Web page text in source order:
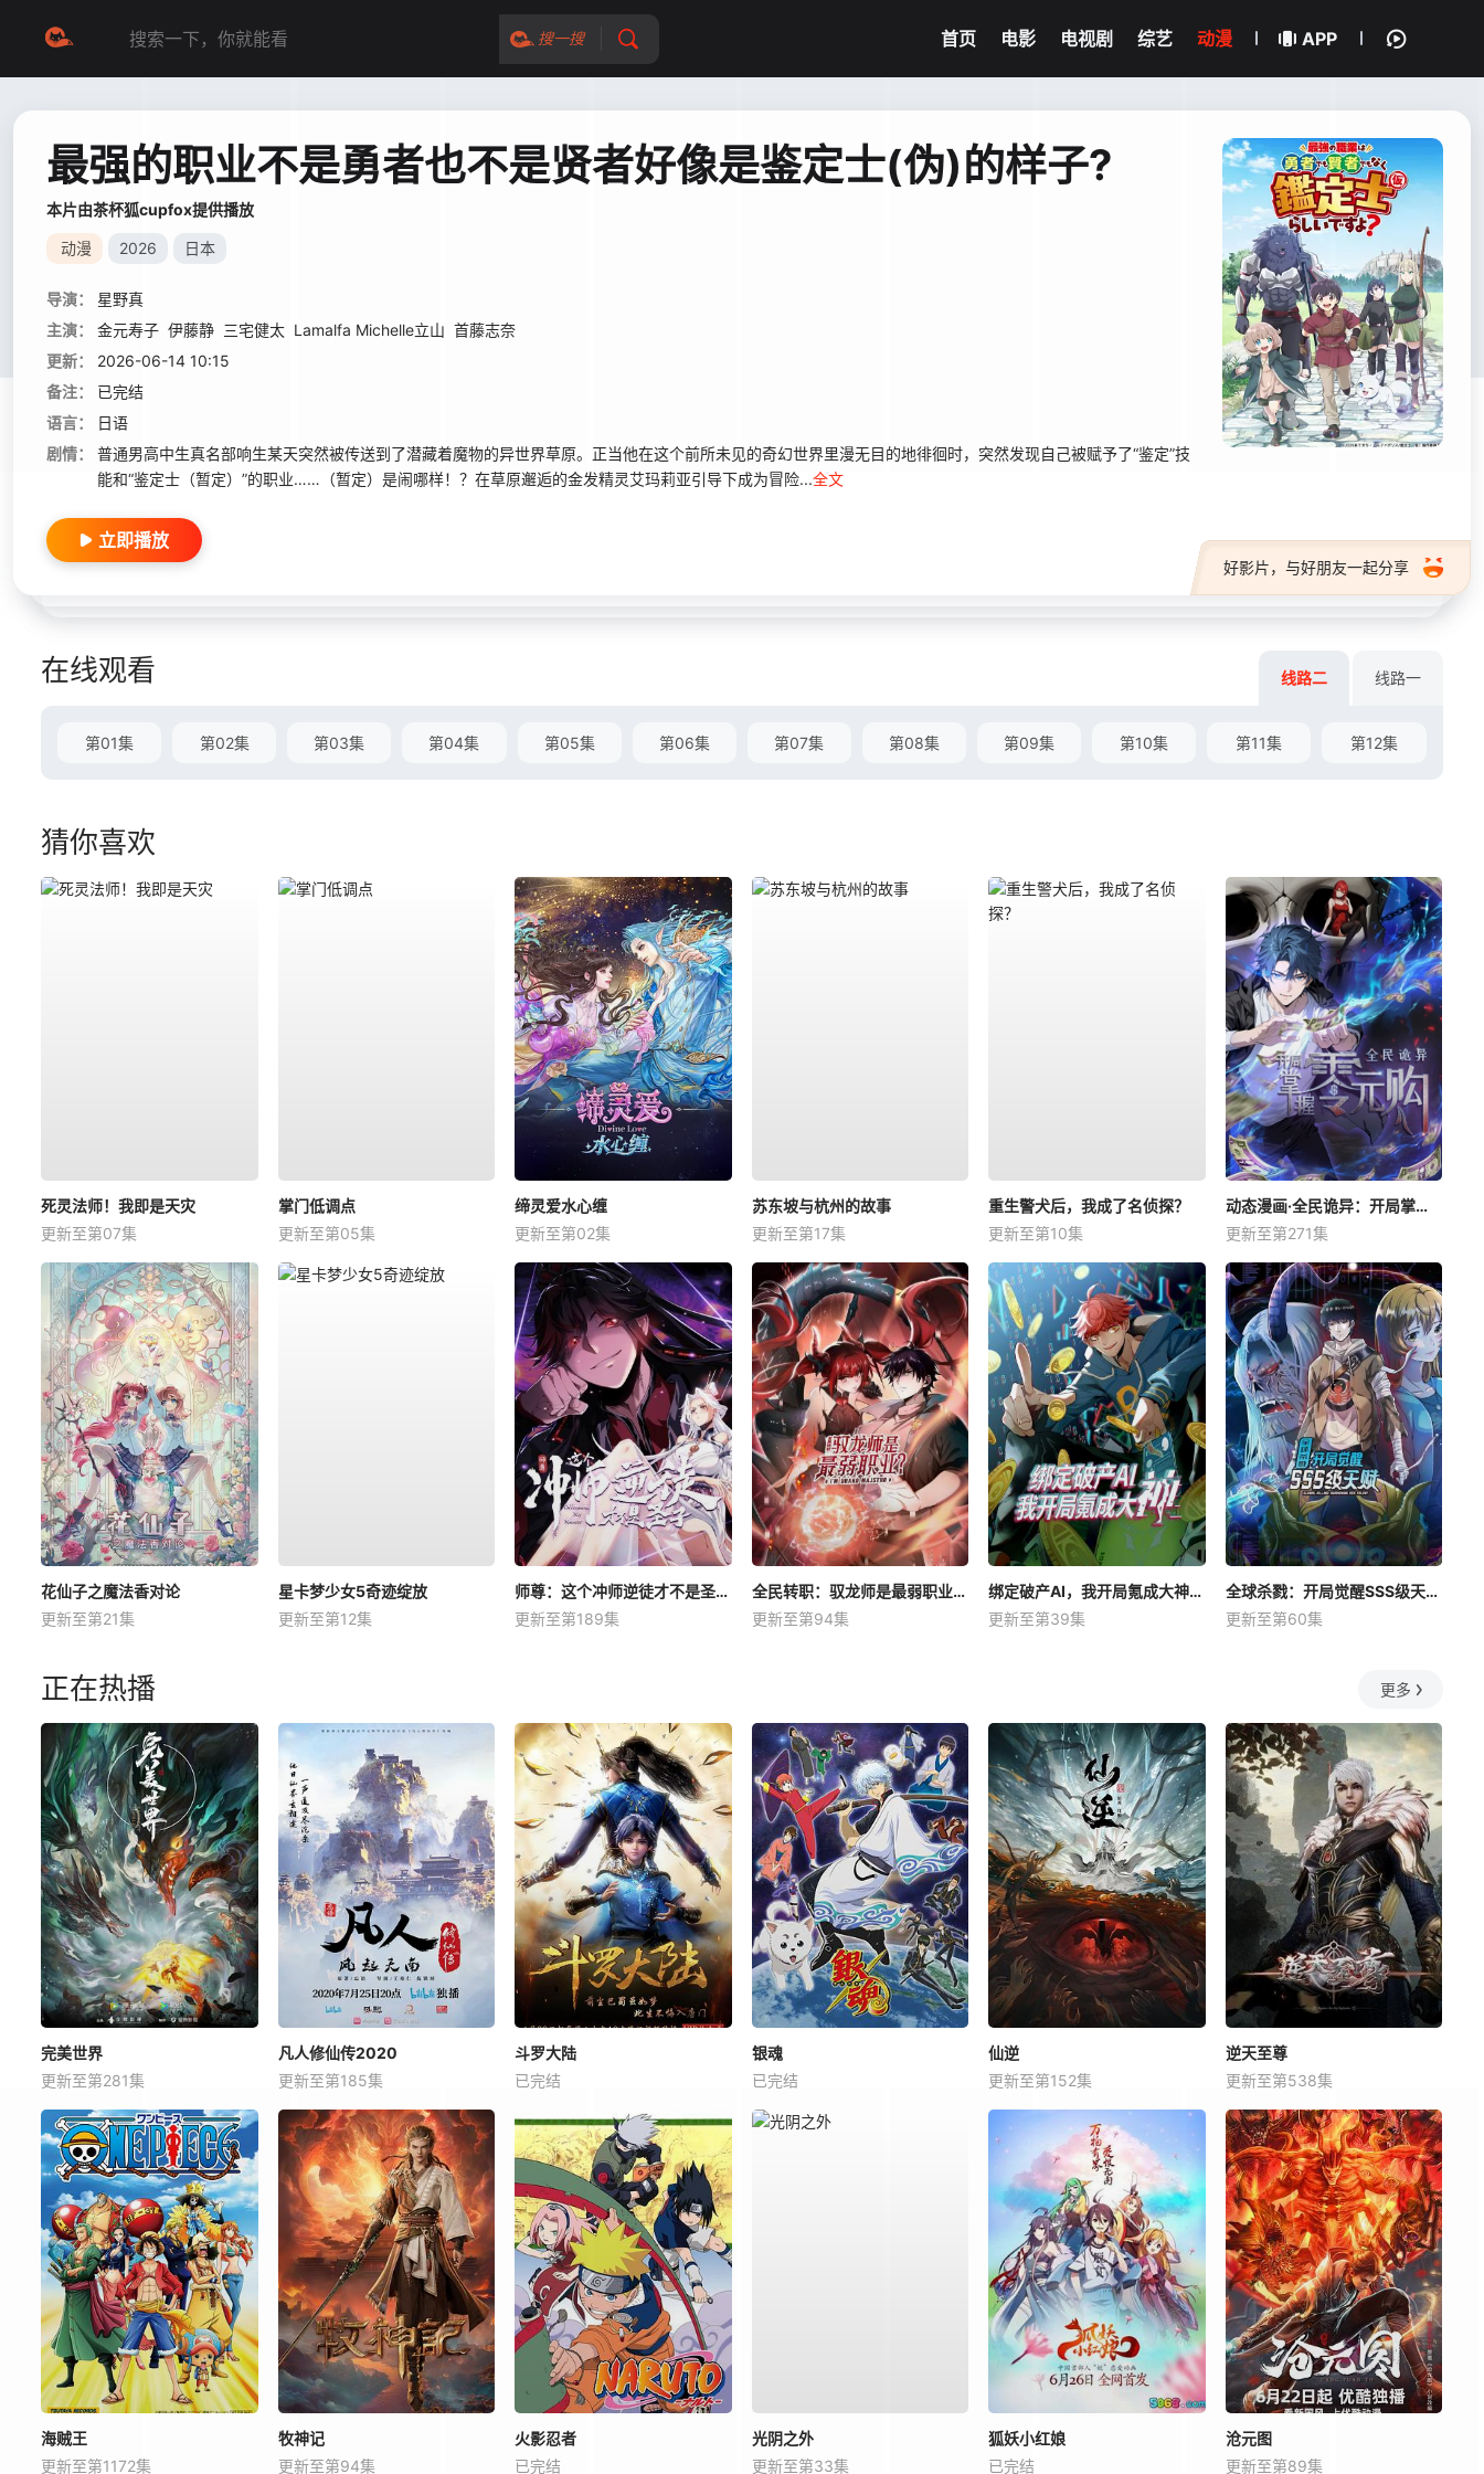
搜一搜 首页 电影 电视剧 综艺 动漫 APP
最强的职业不是勇者也不是贤者好像是鉴定士(伪)的样子?
本片由茶杯狐cupfox提供播放
动漫 2026 日本
导演：
星野真
主演：
金元寿子 伊藤静 三宅健太 Lamalfa Michelle立山 首藤志奈
更新：
2026-06-14 10:15
备注：
已完结
语言：
日语
剧情：
普通男高中生真名部响生某天突然被传送到了潜藏着魔物的异世界草原。正当他在这个前所未见的奇幻世界里漫无目的地徘徊时，突然发现自己被赋予了“鉴定”技
能和“鉴定士（暂定）”的职业……（暂定）是闹哪样！？在草原邂逅的金发精灵艾玛莉亚引导下成为冒险...全文
好影片，与好朋友一起分享
立即播放
在线观看 线路二 线路一
第01集 第02集 第03集 第04集 第05集 第06集 第07集 第08集 第09集 第10集 第11集 第12集
猜你喜欢
死灵法师！我即是天灾
更新至第07集
掌门低调点
更新至第05集
缔灵爱水心缠
更新至第02集
苏东坡与杭州的故事
更新至第17集
重生警犬后，我成了名侦探？
更新至第10集
动态漫画·全民诡异：开局掌握零元购
更新至第271集
花仙子之魔法香对论
更新至第21集
星卡梦少女5奇迹绽放
更新至第12集
师尊：这个冲师逆徒才不是圣子动态漫
更新至第189集
全民转职：驭龙师是最弱职业？动态漫
更新至第94集
绑定破产AI，我开局氪成大神动态漫
更新至第39集
全球杀戮：开局觉醒SSS级天赋动态漫
更新至第60集
正在热播 更多
完美世界
更新至第281集
凡人修仙传2020
更新至第185集
斗罗大陆
已完结
银魂
已完结
仙逆
更新至第152集
逆天至尊
更新至第538集
海贼王
更新至第1172集
牧神记
更新至第94集
火影忍者
已完结
光阴之外
更新至第33集
狐妖小红娘
已完结
沧元图
更新至第89集